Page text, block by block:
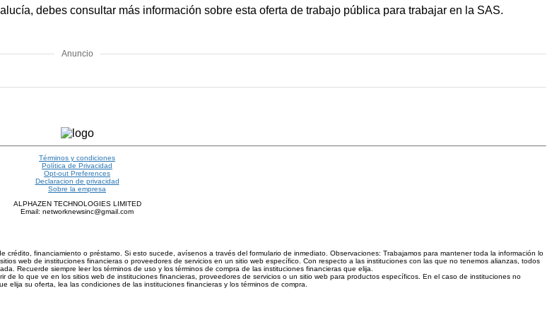
debes consultar más información sobre esta oferta de trabajo pública para trabajar en la SAS.
Anuncio
Términos y condiciones
Política de Privacidad
Opt-out Preferences
Declaracion de privacidad
Sobre la empresa
ALPHAZEN TECHNOLOGIES LIMITED
Email: networknewsinc@gmail.com
financiamiento o préstamo. Si esto sucede, avísenos a través del formulario de inmediato. Observaciones: Trabajamos para mantener toda la información lo
web de instituciones financieras o proveedores de servicios en un sitio web específico. Con respecto a las instituciones con las que no tenemos alianzas, todos
Recuerde siempre leer los términos de uso y los términos de compra de las instituciones financieras que elija.
de lo que ve en los sitios web de instituciones financieras, proveedores de servicios o un sitio web para productos específicos. En el caso de instituciones no
su oferta, lea las condiciones de las instituciones financieras y los términos de compra.